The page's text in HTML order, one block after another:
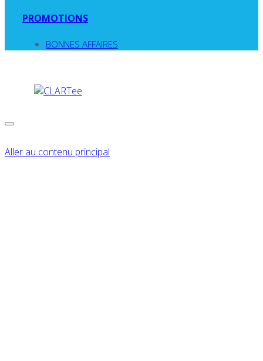
PROMOTIONS
BONNES AFFAIRES
Aller au contenu principal